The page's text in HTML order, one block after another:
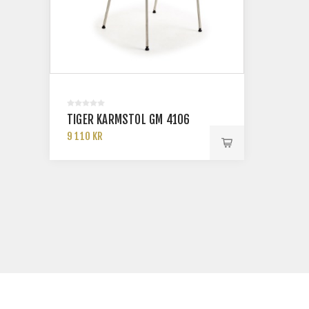
TIGER KARMSTOL GM 4106
9 110 KR